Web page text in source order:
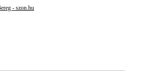
- szon.hu